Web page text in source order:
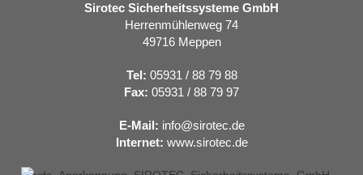
Sirotec Sicherheitssysteme GmbH
Herrenmühlenweg 74
49716 Meppen
Tel: 05931 / 88 79 88
Fax: 05931 / 88 79 97
E-Mail: info@sirotec.de
Internet: www.sirotec.de